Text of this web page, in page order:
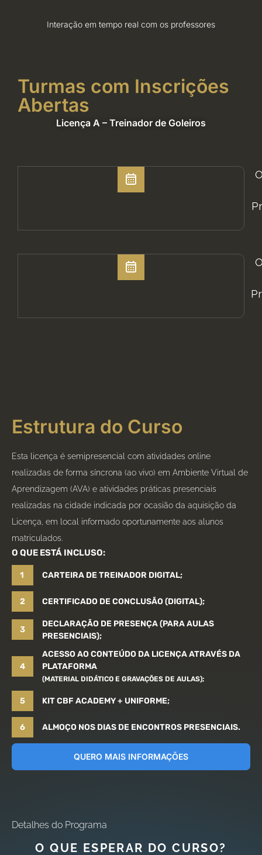
Interação em tempo real com os professores
Turmas com Inscrições
Abertas
Licença A – Treinador de Goleiros
Estrutura do Curso
Esta licença é semipresencial com atividades online
realizadas de forma síncrona (ao vivo) em Ambiente Virtual de
Aprendizagem (AVA) e atividades práticas presenciais
realizadas na cidade indicada por ocasião da aquisição da
Licença, em local informado oportunamente aos alunos
matriculados.
O QUE ESTÁ INCLUSO:
1 CARTEIRA DE TREINADOR DIGITAL;
2 CERTIFICADO DE CONCLUSÃO (DIGITAL);
3
DECLARAÇÃO DE PRESENÇA (PARA AULAS
PRESENCIAIS);
4
ACESSO AO CONTEÚDO DA LICENÇA ATRAVÉS DA
PLATAFORMA
(MATERIAL DIDÁTICO E GRAVAÇÕES DE AULAS);
5 KIT CBF ACADEMY + UNIFORME;
6 ALMOÇO NOS DIAS DE ENCONTROS PRESENCIAIS.
QUERO MAIS INFORMAÇÕES
Detalhes do Programa
O QUE ESPERAR DO CURSO?